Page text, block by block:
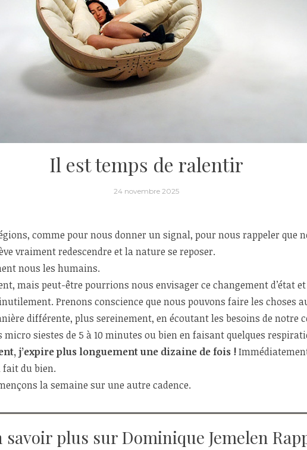
Il est temps de ralentir
24 novembre 2025
comme pour nous donner un signal, pour nous rappeler que
vraiment redescendre et la nature se reposer.
nous les humains.
mais peut-être pourrions nous envisager ce changement d’état et
Prenons conscience que nous pouvons faire les choses
différente, plus sereinement, en écoutant les besoins de notre
micro siestes de 5 à 10 minutes ou bien en faisant quelques
j’expire plus longuement une dizaine de fois !
fait du bien.
la semaine sur une autre cadence.
savoir plus sur Dominique Jemelen